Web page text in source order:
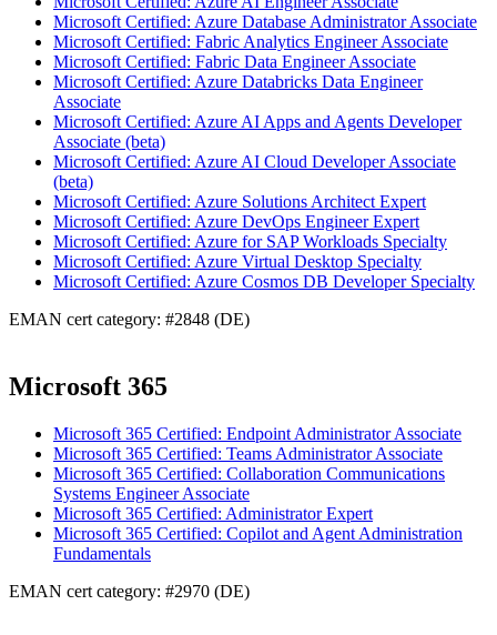
Microsoft Certified: Azure Database Administrator Associate
Microsoft Certified: Fabric Analytics Engineer Associate
Microsoft Certified: Fabric Data Engineer Associate
Microsoft Certified: Azure Databricks Data Engineer
Associate
Microsoft Certified: Azure AI Apps and Agents Developer
Associate (beta)
Microsoft Certified: Azure AI Cloud Developer Associate
(beta)
Microsoft Certified: Azure Solutions Architect Expert
Microsoft Certified: Azure DevOps Engineer Expert
Microsoft Certified: Azure for SAP Workloads Specialty
Microsoft Certified: Azure Virtual Desktop Specialty
Microsoft Certified: Azure Cosmos DB Developer Specialty
EMAN cert category: #2848 (DE)
Microsoft 365
Microsoft 365 Certified: Endpoint Administrator Associate
Microsoft 365 Certified: Teams Administrator Associate
Microsoft 365 Certified: Collaboration Communications
Systems Engineer Associate
Microsoft 365 Certified: Administrator Expert
Microsoft 365 Certified: Copilot and Agent Administration
Fundamentals
EMAN cert category: #2970 (DE)